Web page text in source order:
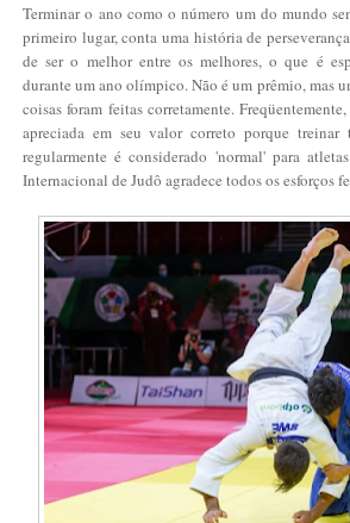
Terminar o ano como o número um do mundo
primeiro lugar, conta uma história de
de ser o melhor entre os melhores, o que é
durante um ano olímpico. Não é um prêmio, mas
coisas foram feitas corretamente.
apreciada em seu valor correto porque
regularmente é considerado 'normal' para
Internacional de Judô agradece todos os esforços